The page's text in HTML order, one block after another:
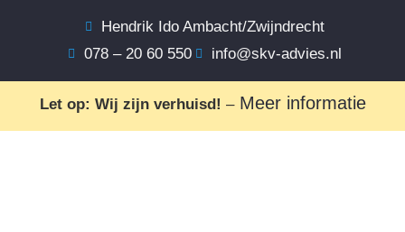
Hendrik Ido Ambacht/Zwijndrecht
078 – 20 60 550
info@skv-advies.nl
Let op: Wij zijn verhuisd! –Meer informatie